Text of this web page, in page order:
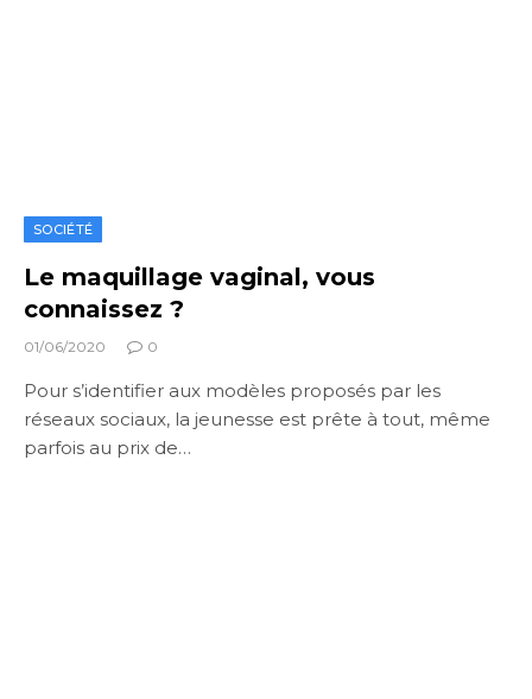
SOCIÉTÉ
Le maquillage vaginal, vous
connaissez ?
01/06/2020 0
Pour s’identifier aux modèles proposés par les
réseaux sociaux, la jeunesse est prête à tout, même
parfois au prix de…